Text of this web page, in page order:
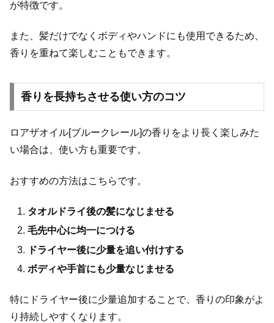
が特徴です。
また、髪だけでなくボディやハンドにも使用できるため、
香りを重ねて楽しむこともできます。
香りを長持ちさせる使い方のコツ
ロアザオイル[ブルークレール]の香りをより長く楽しみた
い場合は、使い方も重要です。
おすすめの方法はこちらです。
タオルドライ後の髪になじませる
毛先中心に均一につける
ドライヤー後に少量を追い付けする
ボディや手首にも少量なじませる
特にドライヤー後に少量追加することで、香りの印象がよ
り持続しやすくなります。